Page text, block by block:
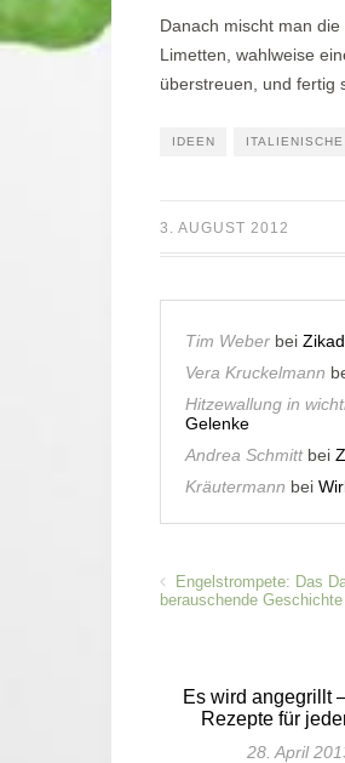
Danach mischt man
Limetten, wahlweise
überstreuen, und fertig
IDEEN ITALIENISCHE
3. AUGUST 2012
Tim Weber bei
Vera Kruckelmann
Hitzewallung in
Gelenke
Andrea Schmittbei
Kräutermann bei
Engelstrompete: Das
berauschende Geschichte
Es wird angegrillt
Rezepte für
28. April